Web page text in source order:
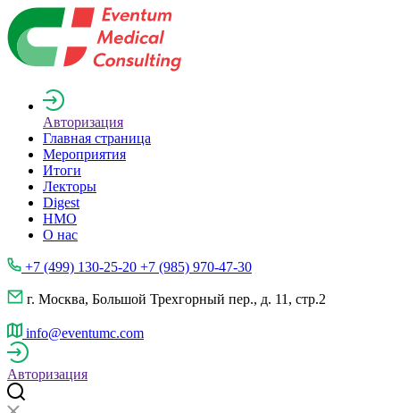
Авторизация
Главная страница
Мероприятия
Итоги
Лекторы
Digest
НМО
О нас
+7 (499) 130-25-20 +7 (985) 970-47-30
г. Москва, Большой Трехгорный пер., д. 11, стр.2
info@eventumc.com
Авторизация